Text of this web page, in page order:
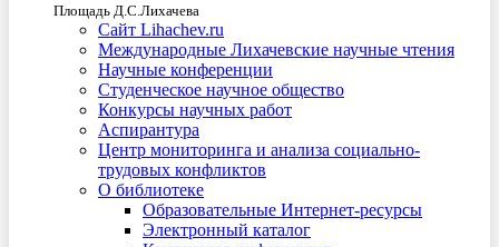
Площадь Д.С.Лихачева
Сайт Lihachev.ru
Международные Лихачевские научные чтения
Научные конференции
Студенческое научное общество
Конкурсы научных работ
Аспирантура
Центр мониторинга и анализа социально-
трудовых конфликтов
О библиотеке
Образовательные Интернет-ресурсы
Электронный каталог